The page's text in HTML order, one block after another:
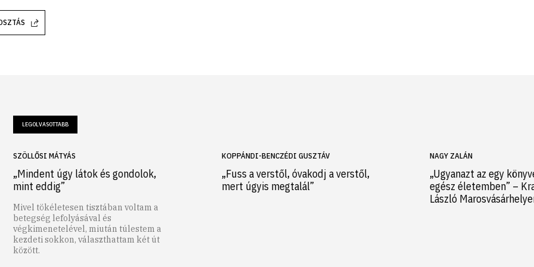
LEGOLVASOTTABB
SZÖLLŐSI MÁTYÁS
„Mindent úgy látok és gondolok,
mint eddig”
Mivel tökéletesen tisztában voltam a
betegség lefolyásával és
végkimenetelével, miután túlestem a
kezdeti sokkon, választhattam két út
között.
KOPPÁNDI-BENCZÉDI GUSZTÁV
„Fuss a verstől, óvakodj a verstől,
mert úgyis megtalál”
NAGY ZALÁN
„Ugyanazt az egy
egész életemben” –
László